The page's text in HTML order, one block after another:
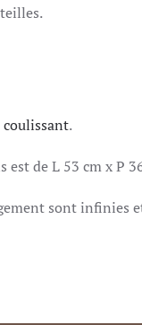
coulissant.
est de L 53 cm x P
sont infinies